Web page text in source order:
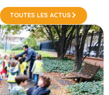
TOUTES LES ACTUS